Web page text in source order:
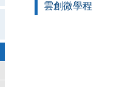
雲創微學程